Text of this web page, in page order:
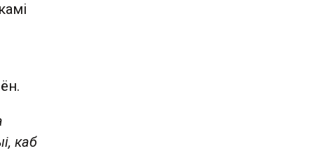
каб